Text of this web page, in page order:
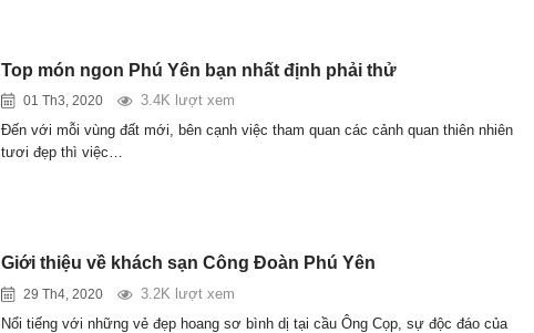
Top món ngon Phú Yên bạn nhất định phải thử
01 Th3, 2020
3.4K lượt xem
Đến với mỗi vùng đất mới, bên cạnh việc tham quan các cảnh quan thiên nhiên
tươi đẹp thì việc…
Giới thiệu về khách sạn Công Đoàn Phú Yên
29 Th4, 2020
3.2K lượt xem
Nổi tiếng với những vẻ đẹp hoang sơ bình dị tại cầu Ông Cọp, sự độc đáo của